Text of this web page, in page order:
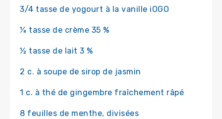
3/4 tasse de yogourt à la vanille iOGO
¼ tasse de crème 35 %
½ tasse de lait 3 %
2 c. à soupe de sirop de jasmin
1 c. à thé de gingembre fraîchement râpé
8 feuilles de menthe, divisées